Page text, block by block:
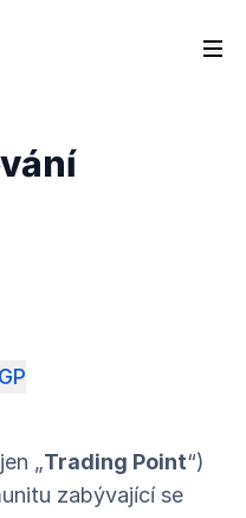
„Trading Point“)
zabývající se